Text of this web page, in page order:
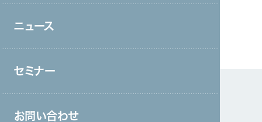
取り組み
製造・工場
採用情報トップ
中途採用
ニュース
セミナー
お問い合わせ